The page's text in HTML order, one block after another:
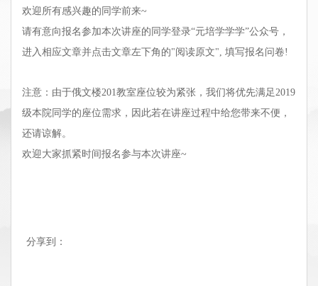
欢迎所有感兴趣的同学前来~
请有意向报名参加本次讲座的同学登录“元培学学学”公众号，
进入相应文章并点击文章左下角的"阅读原文", 填写报名问卷!
注意：由于俄文楼201教室座位较为紧张，我们将优先满足2019
级本院同学的座位需求，因此若在讲座过程中给您带来不便，
还请谅解。
欢迎大家抓紧时间报名参与本次讲座~
分享到：